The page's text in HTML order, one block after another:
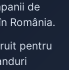
de
România.
pentru